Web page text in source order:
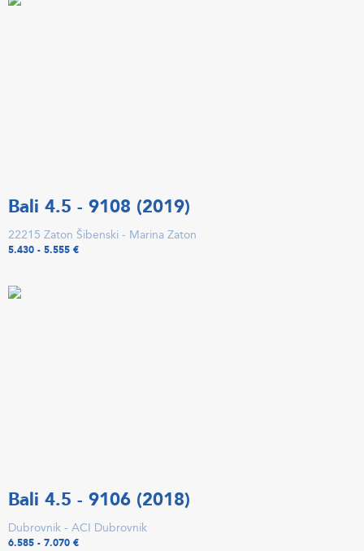
Bali 4.5 - 9108 (2019)
22215 Zaton Šibenski - Marina Zaton
5.430 - 5.555 €
Bali 4.5 - 9106 (2018)
Dubrovnik - ACI Dubrovnik
6.585 - 7.070 €